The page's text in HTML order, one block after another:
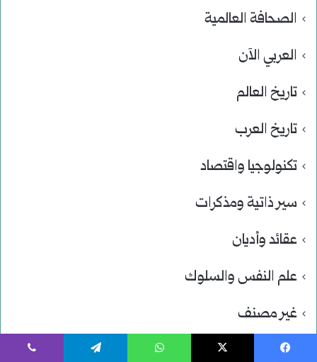
الصحافة العالمية
العربي الآن
تاريخ العالم
تاريخ العرب
تكنولوجيا واقتصاد
سير ذاتية ومذكرات
عقائد وأديان
علم النفس والسلوك
غير مصنف
فنون وآداب